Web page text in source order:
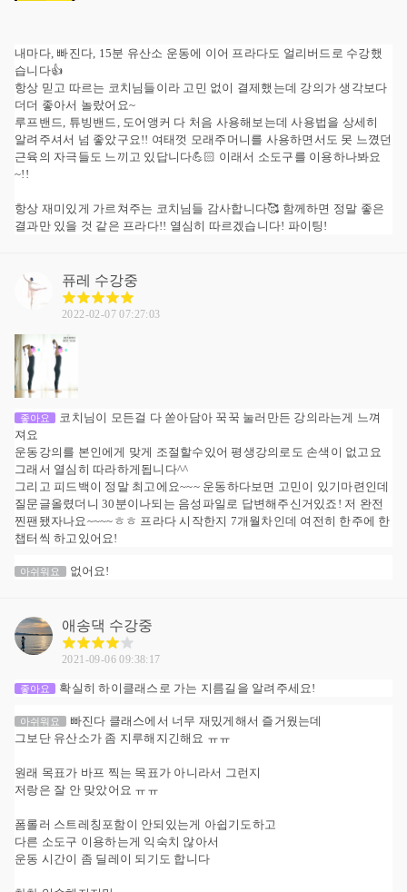
내마다, 빠진다, 15분 유산소 운동에 이어 프라다도 얼리버드로 수강했
습니다👍
항상 믿고 따르는 코치님들이라 고민 없이 결제했는데 강의가 생각보다
더더 좋아서 놀랐어요~
루프밴드, 튜빙밴드, 도어앵커 다 처음 사용해보는데 사용법을 상세히
알려주셔서 넘 좋았구요!! 여태껏 모래주머니를 사용하면서도 못 느꼈던
근육의 자극들도 느끼고 있답니다💪🏻 이래서 소도구를 이용하나봐요
~!!
항상 재미있게 가르쳐주는 코치님들 감사합니다🥰 함께하면 정말 좋은
결과만 있을 것 같은 프라다!! 열심히 따르겠습니다! 파이팅!
퓨레 수강중
2022-02-07 07:27:03
좋아요
코치님이 모든걸 다 쏟아담아 꾹꾹 눌러만든 강의라는게 느껴
져요
운동강의를 본인에게 맞게 조절할수있어 평생강의로도 손색이 없고요
그래서 열심히 따라하게됩니다^^
그리고 피드백이 정말 최고에요~~~ 운동하다보면 고민이 있기마련인데
질문글올렸더니 30분이나되는 음성파일로 답변해주신거있죠! 저 완전
찐팬됐자나요~~~~ㅎㅎ 프라다 시작한지 7개월차인데 여전히 한주에 한
챕터씩 하고있어요!
아쉬워요 없어요!
애송댁 수강중
2021-09-06 09:38:17
좋아요 확실히 하이클래스로 가는 지름길을 알려주세요!
아쉬워요
빠진다 클래스에서 너무 재밌게해서 즐거웠는데
그보단 유산소가 좀 지루해지긴해요 ㅠㅠ
원래 목표가 바프 찍는 목표가 아니라서 그런지
저랑은 잘 안 맞았어요 ㅠㅠ
폼롤러 스트레칭포함이 안되있는게 아쉽기도하고
다른 소도구 이용하는게 익숙치 않아서
운동 시간이 좀 딜레이 되기도 합니다